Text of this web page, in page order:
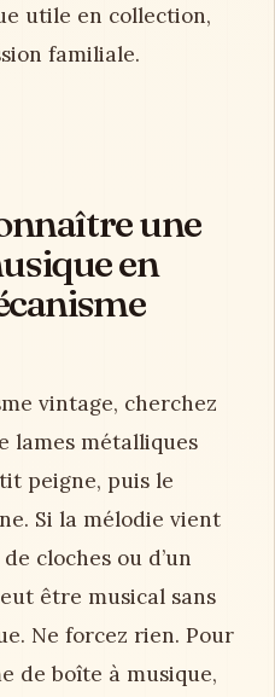
utile en collection,
familiale.
une
en
vintage, cherchez
lames métalliques
peigne, puis le
Si la mélodie vient
cloches ou d’un
être musical sans
Ne forcez rien. Pour
de boîte à musique,